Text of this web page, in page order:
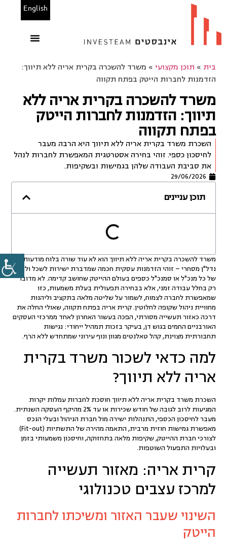
English
בית » תוכן מקצועי » משרד להשכרה בקרית אריה ללא תיווך:
הזדמנות לחברות הייטק בפתח תקווה
משרד להשכרה בקרית אריה ללא
תיווך: הזדמנות לחברות הייטק
בפתח תקווה
השכרת משרד בקרית אריה ללא תיווך היא הרבה מעבר
לחיסכון כספי. זוהי בחירה אסטרטגית המאפשרת לחברות לנהל
את סביבת העבודה שלהן בגמישות ובשקיפות.
29/06/2026
תוכן עניינים
משרד להשכרה בקרית אריה ללא תיווך הוא לא עוד שורה בלוח מודעות של
נדל"ן מסחרי – זוהי הזדמנות עסקית חכמה שמדברת ישירות לשכל וללב
של כל מנכ"ל או סמנכ"ל כספים בעולם ההייטקשחושב קדימה. לא מדובר
רק בחלל עבודה זמני, אלא בבחירה תפעולית בעלת משמעות, כזו
שמאפשרת לחברה לצמוח, לשמור על שליטה מלאה בתקציב וליהנות
מחוויית ניהול שקופה לחלוטין.קרית אריה בפתח תקווה, שאולי החלה את
דרכה כאזור תעשייה מסורתי, הפכה בעשור האחרון לאחד ממרכזי העסקים
האורבניים החמים בגוש דן, בעיקר בזכות תמהיל ייחודי: נגישות
תחבורתית מצוינת, קהל טאלנטים מגוון ונוף עירוני שמתחדש ללא הרף.
למה כדאי לשכור משרד בקרית
אריה ללא תיווך?
השכרת משרד בקרית אריה ללא תיווך חוסכת לחברות עמלות יקרות
המגיעות לרוב לגובה של חודש שכירות או עד 2% מהיקף העסקה השנתית.
מעבר לחיסכון הכספי, התנהלות ישירה מול חברת הניהול ובעלי הנכס
מאפשרת גמישות חוזית מרבית, התאמה מהירה של התשתיות (Fit-out)
לצורכי חברת ההייטק, שקיפות מלאה בתחזוקה, וחיסכון משמעותי בזמן
ובעלויות התפעול השוטפות.
קרית אריה: מאזור תעשייה
למרכז עצבים טכנולוגי
השינוי שעבר האזור ומשיכתו לחברות
הייטק